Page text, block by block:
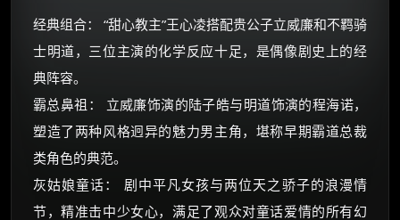
经典组合： “甜心教主”王心凌搭配贵公子立威廉和不羁骑
士明道，三位主演的化学反应十足，是偶像剧史上的经
典阵容。
霸总鼻祖： 立威廉饰演的陆子皓与明道饰演的程海诺，
塑造了两种风格迥异的魅力男主角，堪称早期霸道总裁
类角色的典范。
灰姑娘童话： 剧中平凡女孩与两位天之骄子的浪漫情
节，精准击中少女心，满足了观众对童话爱情的所有幻